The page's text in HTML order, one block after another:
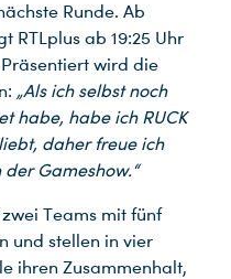
Runde. Ab
RTLplus ab 19:25 Uhr
wird die
„Als ich selbst noch
habe, habe ich RUCK
daher freue ich
Gameshow.“
zwei Teams mit fünf
und stellen in vier
ihren Zusammenhalt,